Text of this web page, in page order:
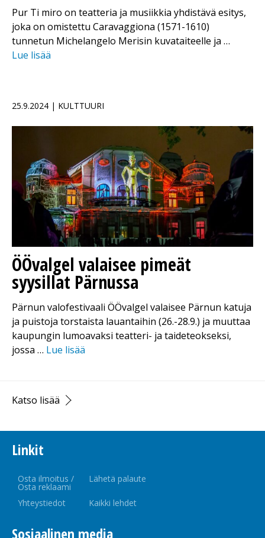
Pur Ti miro on teatteria ja musiikkia yhdistävä esitys,
joka on omistettu Caravaggiona (1571-1610)
tunnetun Michelangelo Merisin kuvataiteelle ja …
Lue lisää
25.9.2024 | KULTTUURI
ÖÖvalgel valaisee pimeät
syysillat Pärnussa
Pärnun valofestivaali ÖÖvalgel valaisee Pärnun katuja
ja puistoja torstaista lauantaihin (26.-28.9.) ja muuttaa
kaupungin lumoavaksi teatteri- ja taideteokseksi,
jossa … Lue lisää
Katso lisää
Linkit
Osta ilmoitus /
Osta reklaami
Lähetä palaute
Yhteystiedot Kaikki lehdet
Sosiaalinen media